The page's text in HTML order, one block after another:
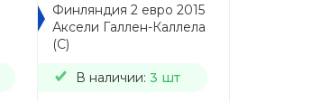
Финляндия 2 евро 2015
Аксели Галлен-Каллела
(C)
В наличии: 3 шт